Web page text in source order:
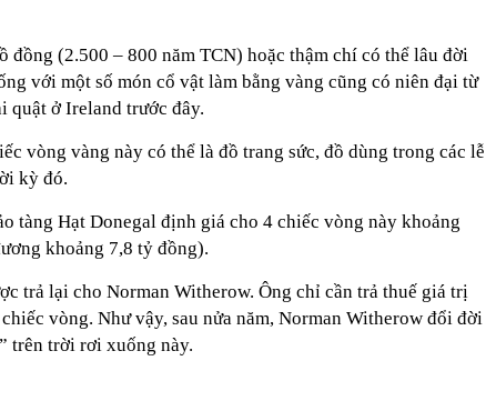
đồng (2.500 – 800 năm TCN) hoặc thậm chí có thể lâu đời
với một số món cổ vật làm bằng vàng cũng có niên đại từ
quật ở Ireland trước đây.
vòng vàng này có thể là đồ trang sức, đồ dùng trong các lễ
kỳ đó.
tàng Hạt Donegal định giá cho 4 chiếc vòng này khoảng
khoảng 7,8 tỷ đồng).
trả lại cho Norman Witherow. Ông chỉ cần trả thuế giá trị
vòng. Như vậy, sau nửa năm, Norman Witherow đổi đời
trên trời rơi xuống này.